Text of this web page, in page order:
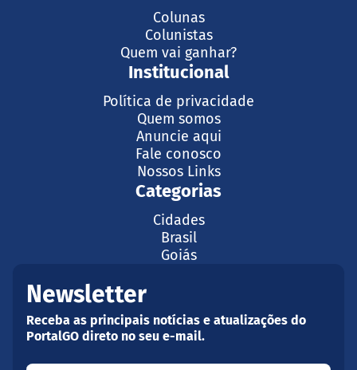
Colunas
Colunistas
Quem vai ganhar?
Institucional
Política de privacidade
Quem somos
Anuncie aqui
Fale conosco
Nossos Links
Categorias
Cidades
Brasil
Goiás
Newsletter
Receba as principais notícias e atualizações do
PortalGO direto no seu e-mail.